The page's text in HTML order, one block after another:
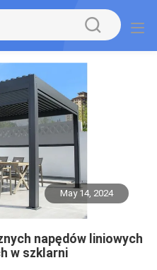
May 14, 2024
napędów liniowych
w szklarni